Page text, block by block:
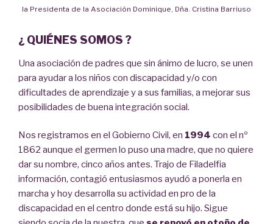
la Presidenta de la Asociación Dominique, Dña. Cristina Barriuso
¿ QUIÉNES SOMOS ?
Una asociación de padres que sin ánimo de lucro, se unen
para ayudar a los niños con discapacidad y/o con
dificultades de aprendizaje y a sus familias, a mejorar sus
posibilidades de buena integración social.
Nos registramos en el Gobierno Civil, en 1994 con el nº
1862 aunque el germen lo puso una madre, que no quiere
dar su nombre, cinco años antes. Trajo de Filadelfia
información, contagió entusiasmos ayudó a ponerla en
marcha y hoy desarrolla su actividad en pro de la
discapacidad en el centro donde está su hijo. Sigue